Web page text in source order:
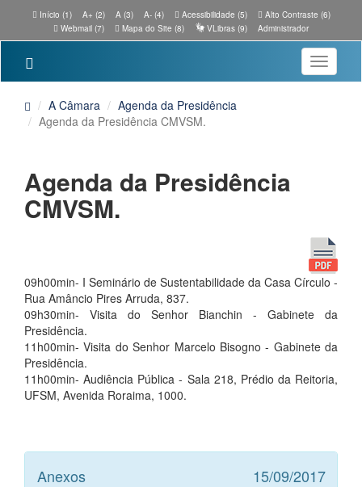
Início (1) A+ (2) A (3) A- (4) Acessibilidade (5)
Alto Contraste (6)
Webmail (7)
Mapa do Site (8) VLibras (9) Administrador
Toggle
A Câmara
Agenda da Presidência
Agenda da Presidência CMVSM.
Agenda da Presidência
CMVSM.
09h00min- I Seminário de Sustentabilidade da Casa Círculo -
Rua Amâncio Pires Arruda, 837.
09h30min- Visita do Senhor Bianchin - Gabinete da
Presidência.
11h00min- Visita do Senhor Marcelo Bisogno - Gabinete da
Presidência.
11h00min- Audiência Pública - Sala 218, Prédio da Reitoria,
UFSM, Avenida Roraima, 1000.
Anexos 15/09/2017